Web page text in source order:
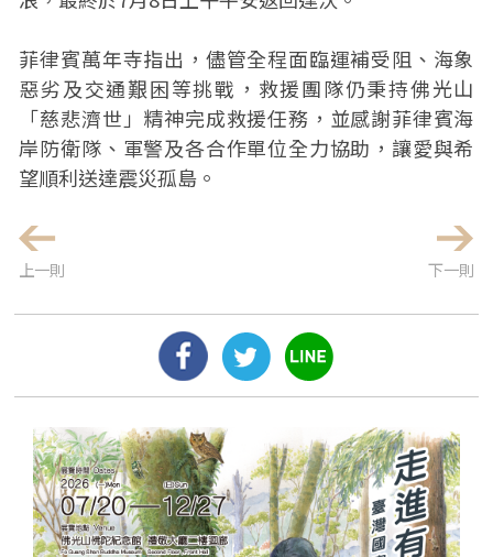
菲律賓萬年寺指出，儘管全程面臨運補受阻、海象
惡劣及交通艱困等挑戰，救援團隊仍秉持佛光山
「慈悲濟世」精神完成救援任務，並感謝菲律賓海
岸防衛隊、軍警及各合作單位全力協助，讓愛與希
望順利送達震災孤島。
上一則 下一則